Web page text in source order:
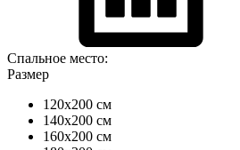
Спальное место:
Размер
120x200 см
140x200 см
160x200 см